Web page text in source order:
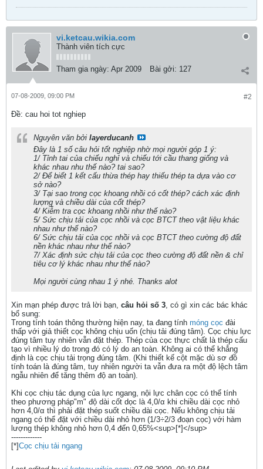
vi.ketcau.wikia.com
Thành viên tích cực
Tham gia ngày: Apr 2009 Bài gởi: 127
#2
07-08-2009, 09:00 PM
Ðề: cau hoi tot nghiep
Nguyên văn bởi layerducanh
Đây là 1 số câu hỏi tốt nghiệp nhờ mọi người góp 1 ý:
1/ Tỉnh tai của chiếu nghỉ và chiếu tới cầu thang giống và
khác nhau nhu thế nào? tai sao?
2/ Để biết 1 kết cấu thừa thép hay thiếu thép ta dựa vào cơ
sở nào?
3/ Tại sao trong cọc khoang nhồi có cốt thép? cách xác định
lượng và chiều dài của cốt thép?
4/ Kiễm tra cọc khoang nhồi như thế nào?
5/ Sức chịu tải của cọc nhồi và cọc BTCT theo vật liệu khác
nhau như thế nào?
6/ Sức chịu tải của cọc nhồi và cọc BTCT theo cường độ đất
nền khác nhau như thế nào?
7/ Xác định sức chịu tải của cọc theo cường độ đất nền & chỉ
tiêu cơ lý khác nhau như thế nào?
Mọi người cùng nhau 1 ý nhé. Thanks alot
Xin mạn phép được trả lời bạn, câu hỏi số 3, có gì xin các bác khác
bổ sung:
Trong tính toán thông thường hiện nay, ta đang tính móng cọc đài
thấp với giả thiết cọc không chịu uốn (chịu tải đúng tâm). Cọc chịu lực
đúng tâm tuy nhiên vẫn đặt thép. Thép của cọc thực chất là thép cấu
tạo vì nhiều lý do trong đó có lý do an toàn. Không ai có thể khẳng
định là cọc chịu tải trọng đúng tâm. (Khi thiết kế cột mặc dù sơ đồ
tính toán là đúng tâm, tuy nhiên người ta vẫn đưa ra một độ lệch tâm
ngẫu nhiên để tăng thêm độ an toàn).
Khi cọc chịu tác dụng của lực ngang, nội lực chân cọc có thể tính
theo phương pháp"m" độ dài cốt dọc là 4,0/α khi chiều dài cọc nhỏ
hơn 4,0/α thì phải đặt thép suốt chiều dài cọc. Nếu không chịu tải
ngang có thể đặt với chiều dài nhỏ hơn (1/3÷2/3 đoạn cọc) với hàm
lượng thép không nhỏ hơn 0,4 đến 0,65%<sup>[*]</sup>
-------------
[*]Cọc chịu tải ngang